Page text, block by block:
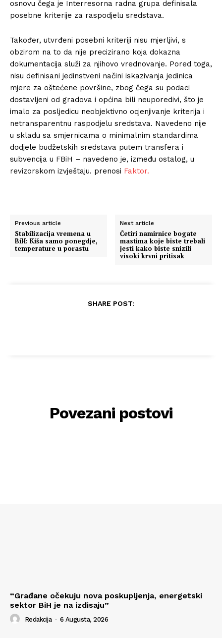
osnovu čega je Interresorna radna grupa definisala
posebne kriterije za raspodjelu sredstava.
Također, utvrđeni posebni kriteriji nisu mjerljivi, s
obzirom na to da nije precizirano koja dokazna
dokumentacija služi za njihovo vrednovanje. Pored toga,
nisu definisani jedinstveni načini iskazivanja jedinica
mjere za oštećene površine, zbog čega su podaci
dostavljeni od gradova i općina bili neuporedivi, što je
imalo za posljedicu neobjektivno ocjenjivanje kriterija i
netransparentnu raspodjelu sredstava. Navedeno nije
u skladu sa smjernicama o minimalnim standardima
dodjele budžetskih sredstava putem transfera i
subvencija u FBiH – navedeno je, između ostalog, u
revizorskom izvještaju. prenosi Faktor.
Previous article
Stabilizacija vremena u
BiH: Kiša samo ponegdje,
temperature u porastu
Next article
Četiri namirnice bogate
mastima koje biste trebali
jesti kako biste snizili
visoki krvni pritisak
SHARE POST:
Povezani postovi
“Građane očekuju nova poskupljenja, energetski
sektor BiH je na izdisaju”
Redakcija - 6 Augusta, 2026